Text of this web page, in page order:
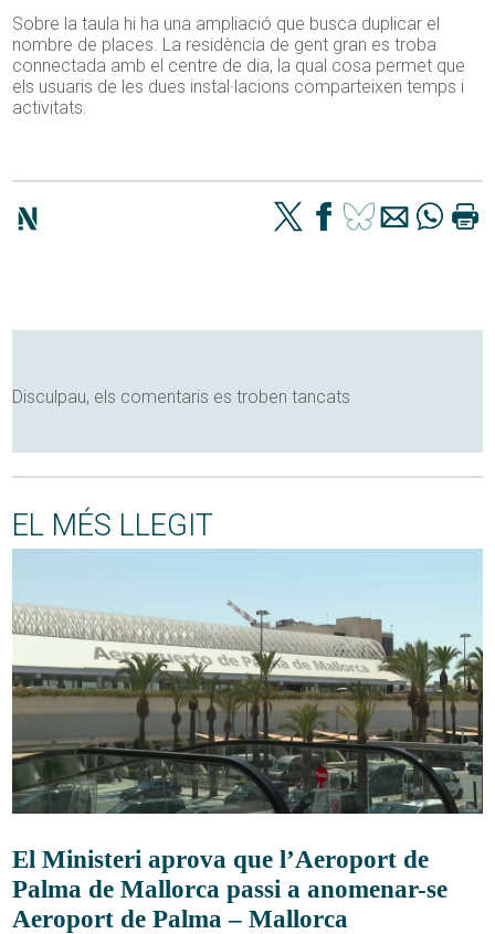
Sobre la taula hi ha una ampliació que busca duplicar el
nombre de places. La residència de gent gran es troba
connectada amb el centre de dia, la qual cosa permet que
els usuaris de les dues instal·lacions comparteixen temps i
activitats.
Disculpau, els comentaris es troben tancats
EL MÉS LLEGIT
El Ministeri aprova que l’Aeroport de
Palma de Mallorca passi a anomenar-se
Aeroport de Palma – Mallorca